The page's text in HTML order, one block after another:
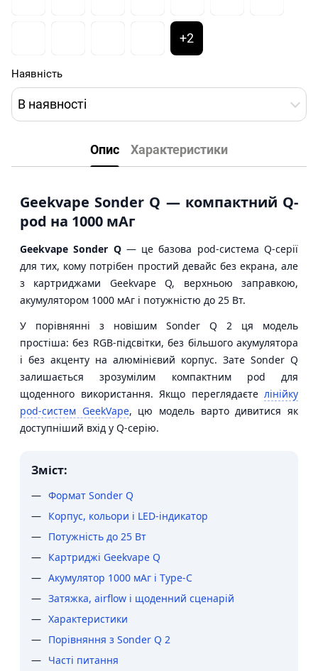
+2
Наявність
В наявності
Опис Характеристики
Geekvape Sonder Q — компактний Q-
pod на 1000 мАг
Geekvape Sonder Q— це базова pod-система Q-серії
для тих, кому потрібен простий девайс без екрана, але
з картриджами Geekvape Q, верхньою заправкою,
акумулятором 1000 мАг і потужністю до 25 Вт.
У порівнянні з новішим Sonder Q 2 ця модель
простіша: без RGB-підсвітки, без більшого акумулятора
і без акценту на алюмінієвий корпус. Зате Sonder Q
залишається зрозумілим компактним pod для
щоденного використання. Якщо переглядаєте лінійку
pod-систем GeekVape, цю модель варто дивитися як
доступніший вхід у Q-серію.
Зміст:
Формат Sonder Q
Корпус, кольори і LED-індикатор
Потужність до 25 Вт
Картриджі Geekvape Q
Акумулятор 1000 мАг і Type-C
Затяжка, airflow і щоденний сценарій
Характеристики
Порівняння з Sonder Q 2
Часті питання